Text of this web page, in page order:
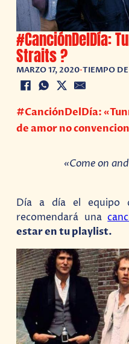
#CanciónDelDía:
Straits ?
MARZO 17, 2020•TIEMPO
#CanciónDelDía:
de amor no
«Come on
Día a día el equipo
recomendará una
estar en tu playlist.